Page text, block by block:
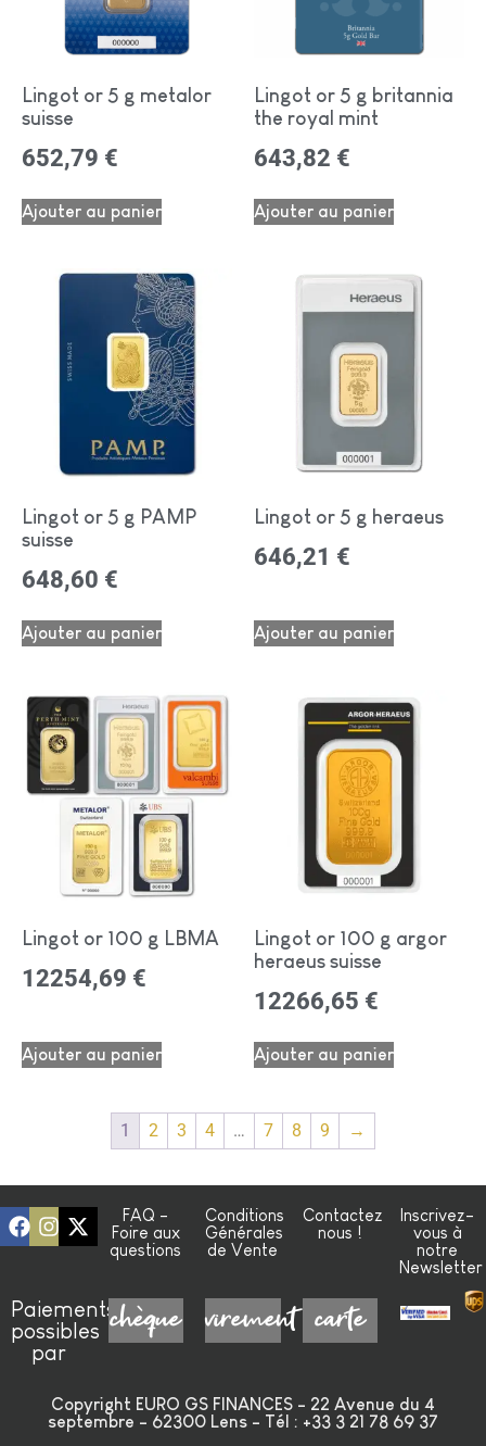
Lingot or 5 g metalor
suisse
652,79 €
Ajouter au panier
Lingot or 5 g britannia
the royal mint
643,82 €
Ajouter au panier
Lingot or 5 g PAMP
suisse
648,60 €
Ajouter au panier
Lingot or 5 g heraeus
646,21 €
Ajouter au panier
Lingot or 100 g LBMA
12254,69 €
Ajouter au panier
Lingot or 100 g argor
heraeus suisse
12266,65 €
Ajouter au panier
1 2 3 4 … 7 8 9 →
FAQ -
Foire aux
questions
Conditions
Générales
de Vente
Contactez
nous !
Inscrivez-
vous à
notre
Newsletter
Paiements
possibles
par
chèque virement carte
Copyright EURO GS FINANCES - 22 Avenue du 4
septembre - 62300 Lens - Tél : +33 3 21 78 69 37